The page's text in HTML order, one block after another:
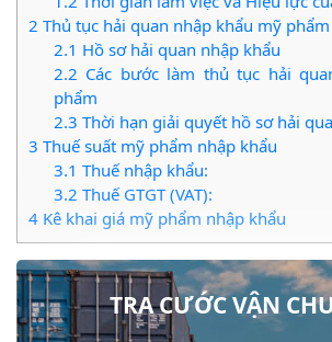
2 Thủ tục hải quan nhập khẩu mỹ phẩm
2.1 Hồ sơ hải quan nhập khẩu
2.2 Các bước làm thủ tục hải
phẩm
2.3 Thời hạn giải quyết hồ sơ hải
3 Thuế suất mỹ phẩm nhập khẩu
3.1 Thuế nhập khẩu:
3.2 Thuế GTGT (VAT):
4 Kê khai giá mỹ phẩm nhập khẩu
5Nhãn sản phẩm mỹ phẩm
TRA CƯỚC VẬN